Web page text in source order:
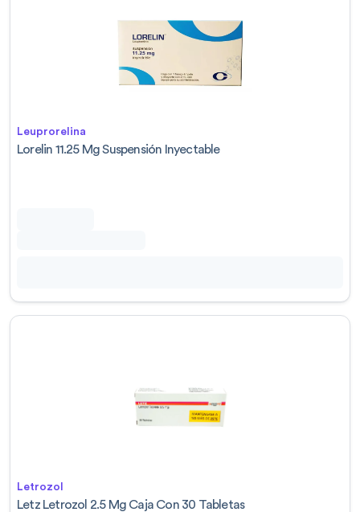
Leuprorelina
Lorelin 11.25 Mg Suspensión Inyectable
Letrozol
Letz Letrozol 2.5 Mg Caja Con 30 Tabletas